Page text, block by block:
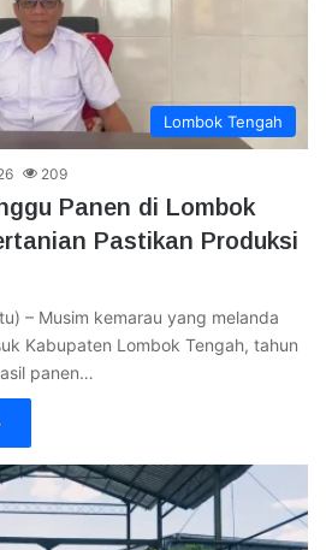
Lombok Tengah
209
Panen di Lombok
Pastikan Produksi
– Musim kemarau yang melanda
Kabupaten Lombok Tengah, tahun
panen…